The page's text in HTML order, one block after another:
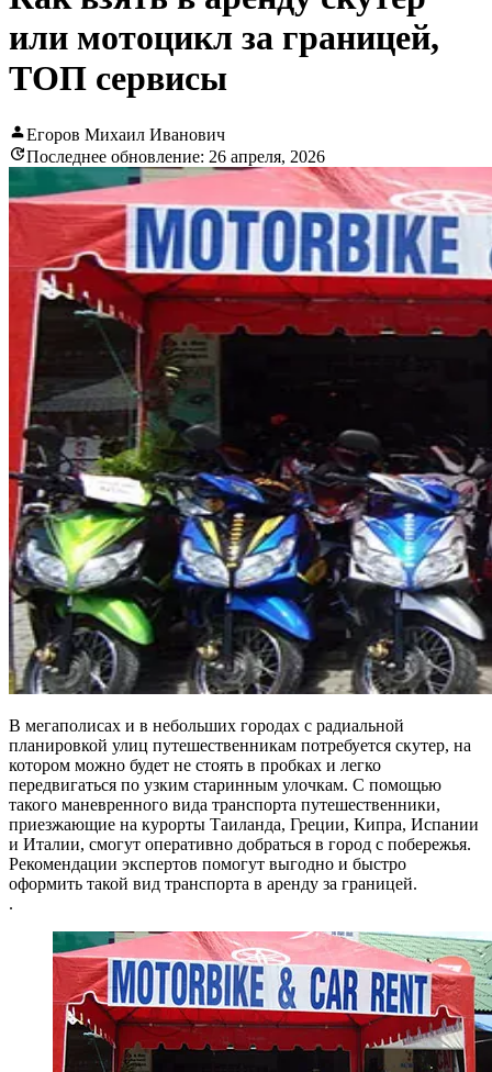
или мотоцикл за границей,
ТОП сервисы
Егоров Михаил Иванович
Последнее обновление: 26 апреля, 2026
В мегаполисах и в небольших городах с радиальной
планировкой улиц путешественникам потребуется скутер, на
котором можно будет не стоять в пробках и легко
передвигаться по узким старинным улочкам. С помощью
такого маневренного вида транспорта путешественники,
приезжающие на курорты Таиланда, Греции, Кипра, Испании
и Италии, смогут оперативно добраться в город с побережья.
Рекомендации экспертов помогут выгодно и быстро
оформить такой вид транспорта в аренду за границей.
.